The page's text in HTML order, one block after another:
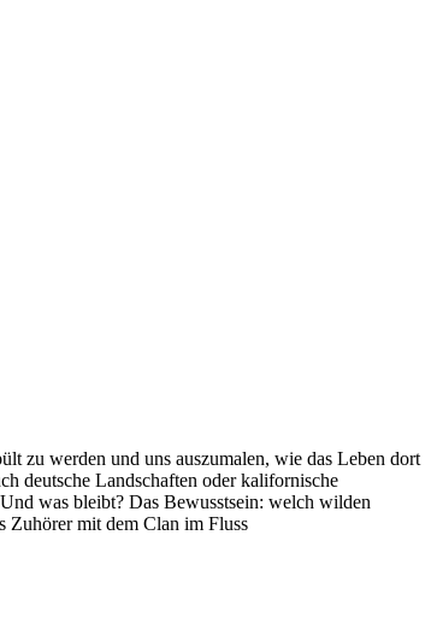
werden und uns auszumalen, wie das Leben dort
deutsche Landschaften oder kalifornische
was bleibt? Das Bewusstsein: welch wilden
Zuhörer mit dem Clan im Fluss